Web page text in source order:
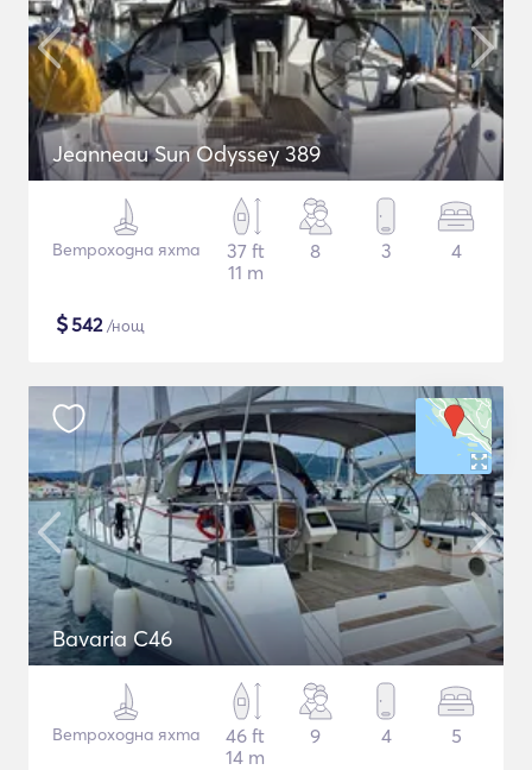
Jeanneau Sun Odyssey 389
Ветроходна яхта
37 ft
11 m
8 3 4
$542/нощ
Bavaria C46
Ветроходна яхта
46 ft
14 m
9 4 5